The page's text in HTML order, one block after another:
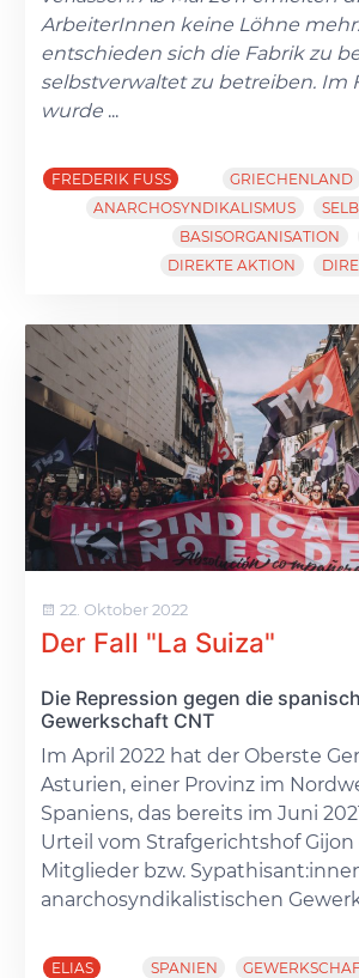
ArbeiterInnen keine Löhne
entschieden sich die Fabrik zu
selbstverwaltet zu betreiben. Im
wurde ...
FREDERIK FUSS GRIECHENLAND
ANARCHOSYNDIKALISMUS
BASISORGANISATION
DIREKTE AKTION
22. Oktober 2022
Der Fall "La Suiza"
Die Repression gegen die
Gewerkschaft CNT
Im April 2022 hat der Oberste
Asturien, einer Provinz im
Spaniens, das bereits im Juni
Urteil vom Strafgerichtshof
Mitglieder bzw.
anarchosyndikalistischen
ELIAS SPANIEN